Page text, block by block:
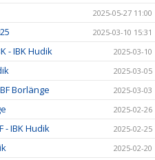
2025-05-27 11:00
2025-03-10 15:31
- IBK Hudik 2025-03-10
2025-03-05
Borlänge 2025-03-03
2025-02-26
- IBK Hudik 2025-02-25
2025-02-20